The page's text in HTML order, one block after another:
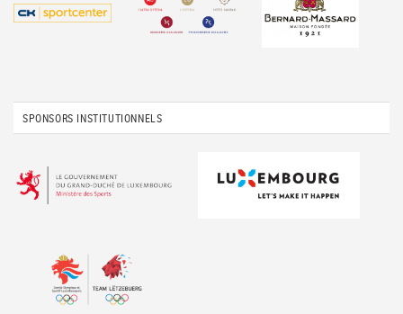
SPONSORS INSTITUTIONNELS